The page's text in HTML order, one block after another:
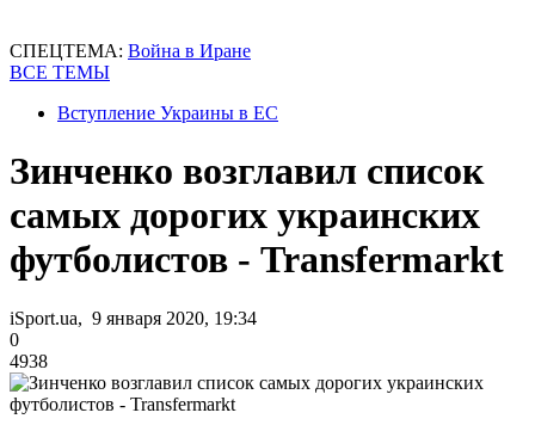
СПЕЦТЕМА: Война в Иране
ВСЕ ТЕМЫ
Вступление Украины в ЕС
Зинченко возглавил список
самых дорогих украинских
футболистов - Transfermarkt
iSport.ua, 9 января 2020, 19:34
0
4938